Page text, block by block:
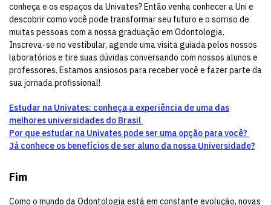
conheça e os espaços da Univates? Então venha conhecer a Uni e
descobrir como você pode transformar seu futuro e o sorriso de
muitas pessoas com a nossa graduação em Odontologia.
Inscreva-se no vestibular, agende uma visita guiada pelos nossos
laboratórios e tire suas dúvidas conversando com nossos alunos e
professores. Estamos ansiosos para receber você e fazer parte da
sua jornada profissional!
Estudar na Univates: conheça a experiência de uma das
melhores universidades do Brasil
Por que estudar na Univates pode ser uma opção para você?
Já conhece os benefícios de ser aluno da nossa Universidade?
Fim
Como o mundo da Odontologia está em constante evolução, novas